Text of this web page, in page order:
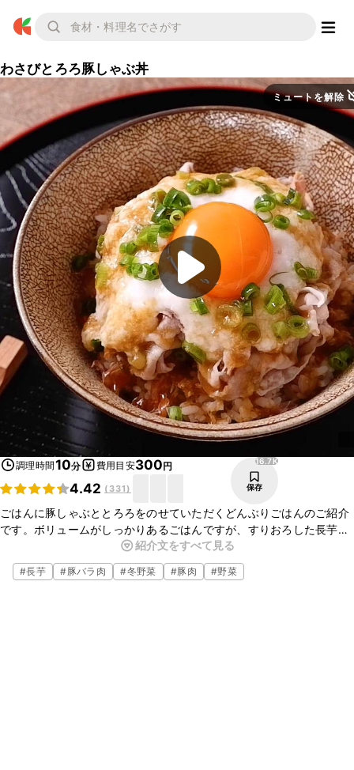
わさびとろろ豚しゃぶ丼
ミュートを解除
調理時間10分 費用目安300円
4.42 ( 331)
16.7K
保存
ごはんに豚しゃぶととろろをのせていただくどんぶりごはんのご紹介
です。ボリュームがしっかりあるごはんですが、すりおろした長芋の
とろっとした食感で、食べやすくなります。ごはんにのせたかつお節
の旨味がとてもよいアクセントになりますよ。
紹介文をすべて見る
#長芋 #豚バラ肉 #冬野菜 #豚肉 #野菜